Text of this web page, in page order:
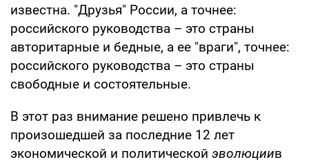
известна. "Друзья" России, а точнее:
российского руководства – это страны
авторитарные и бедные, а ее "враги", точнее:
российского руководства – это страны
свободные и состоятельные.
В этот раз внимание решено привлечь к
произошедшей за последние 12 лет
экономической и политической эволюциив